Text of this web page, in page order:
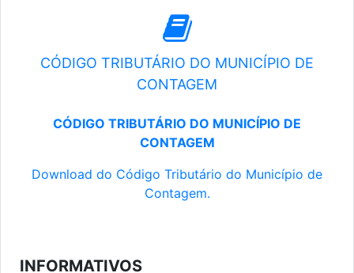
CÓDIGO TRIBUTÁRIO DO MUNICÍPIO DE
CONTAGEM
CÓDIGO TRIBUTÁRIO DO MUNICÍPIO DE
CONTAGEM
Download do Código Tributário do Município de
Contagem.
INFORMATIVOS